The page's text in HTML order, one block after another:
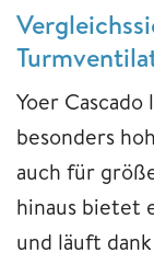
Yoer
besonders
auch für
hinaus bietet
und läuft dank